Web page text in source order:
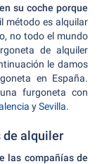
su coche porque
método es alquilar
no todo el mundo
de alquiler
le damos
en España.
furgoneta con
ySevilla.
de alquiler
las compañías de